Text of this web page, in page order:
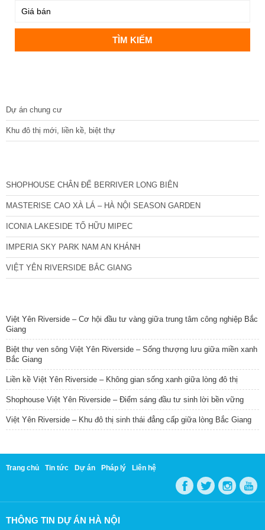
Dự án chung cư
Khu đô thị mới, liền kề, biệt thự
SHOPHOUSE CHÂN ĐẾ BERRIVER LONG BIÊN
MASTERISE CAO XÀ LÁ – HÀ NỘI SEASON GARDEN
ICONIA LAKESIDE TỐ HỮU MIPEC
IMPERIA SKY PARK NAM AN KHÁNH
VIỆT YÊN RIVERSIDE BẮC GIANG
Việt Yên Riverside – Cơ hội đầu tư vàng giữa trung tâm công nghiệp Bắc
Giang
Biệt thự ven sông Việt Yên Riverside – Sống thượng lưu giữa miền xanh
Bắc Giang
Liền kề Việt Yên Riverside – Không gian sống xanh giữa lòng đô thị
Shophouse Việt Yên Riverside – Điểm sáng đầu tư sinh lời bền vững
Việt Yên Riverside – Khu đô thị sinh thái đẳng cấp giữa lòng Bắc Giang
Trang chủ Tin tức Dự án Pháp lý Liên hệ
THÔNG TIN DỰ ÁN HÀ NỘI